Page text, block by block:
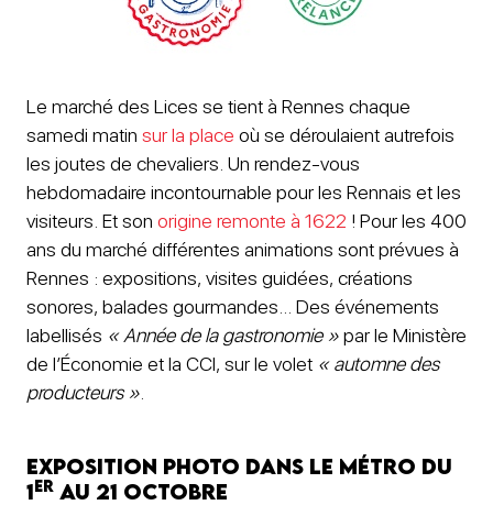
Le marché des Lices se tient à Rennes chaque
samedi matin sur la place où se déroulaient autrefois
les joutes de chevaliers. Un rendez-vous
hebdomadaire incontournable pour les Rennais et les
visiteurs. Et son origine remonte à 1622 ! Pour les 400
ans du marché différentes animations sont prévues à
Rennes : expositions, visites guidées, créations
sonores, balades gourmandes… Des événements
labellisés « Année de la gastronomie »par le Ministère
de l’Économie et la CCI, sur le volet « automne des
producteurs »
Exposition photo dans le métro du
1er au 21 octobre